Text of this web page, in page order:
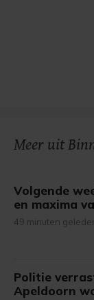
Meer uit
Volgende
en maxima
49 minuten
Politie
Apeldoorn